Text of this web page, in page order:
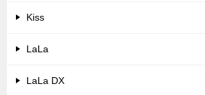
Kiss
LaLa
LaLa DX